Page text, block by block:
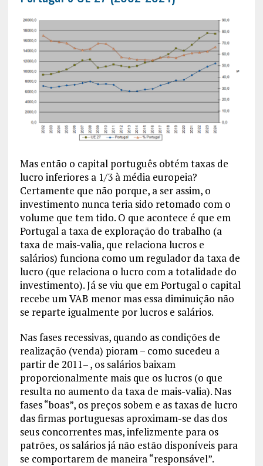
Mas então o capital português obtém taxas de
lucro inferiores a 1/3 à média europeia?
Certamente que não porque, a ser assim, o
investimento nunca teria sido retomado com o
volume que tem tido. O que acontece é que em
Portugal a taxa de exploração do trabalho (a
taxa de mais-valia, que relaciona lucros e
salários) funciona como um regulador da taxa de
lucro (que relaciona o lucro com a totalidade do
investimento). Já se viu que em Portugal o capital
recebe um VAB menor mas essa diminuição não
se reparte igualmente por lucros e salários.
Nas fases recessivas, quando as condições de
realização (venda) pioram – como sucedeu a
partir de 2011– , os salários baixam
proporcionalmente mais que os lucros (o que
resulta no aumento da taxa de mais-valia). Nas
fases “boas”, os preços sobem e as taxas de lucro
das firmas portuguesas aproximam-se das dos
seus concorrentes mas, infelizmente para os
patrões, os salários já não estão disponíveis para
se comportarem de maneira “responsável”.